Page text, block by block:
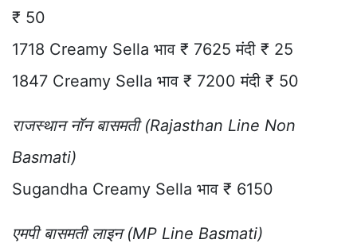
₹ 50
1718 Creamy Sella भाव ₹ 7625 मंदी ₹ 25
1847 Creamy Sella भाव ₹ 7200 मंदी ₹ 50
राजस्थान नॉन बासमती (Rajasthan Line Non
Basmati)
Sugandha Creamy Sella भाव ₹ 6150
एमपी बासमती लाइन (MP Line Basmati)